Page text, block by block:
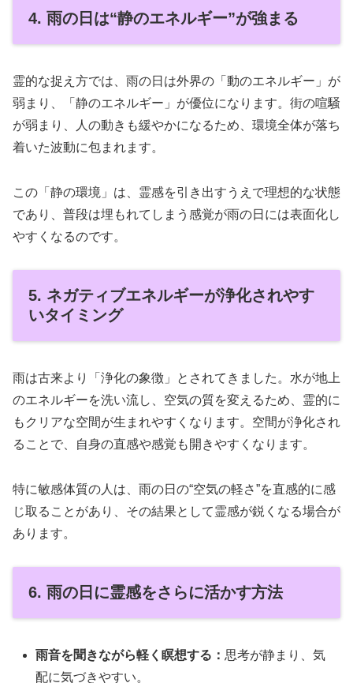
4. 雨の日は“静のエネルギー”が強まる
霊的な捉え方では、雨の日は外界の「動のエネルギー」が
弱まり、「静のエネルギー」が優位になります。街の喧騒
が弱まり、人の動きも緩やかになるため、環境全体が落ち
着いた波動に包まれます。
この「静の環境」は、霊感を引き出すうえで理想的な状態
であり、普段は埋もれてしまう感覚が雨の日には表面化し
やすくなるのです。
5. ネガティブエネルギーが浄化されやす
いタイミング
雨は古来より「浄化の象徴」とされてきました。水が地上
のエネルギーを洗い流し、空気の質を変えるため、霊的に
もクリアな空間が生まれやすくなります。空間が浄化され
ることで、自身の直感や感覚も開きやすくなります。
特に敏感体質の人は、雨の日の“空気の軽さ”を直感的に感
じ取ることがあり、その結果として霊感が鋭くなる場合が
あります。
6. 雨の日に霊感をさらに活かす方法
雨音を聞きながら軽く瞑想する： 思考が静まり、気
配に気づきやすい。